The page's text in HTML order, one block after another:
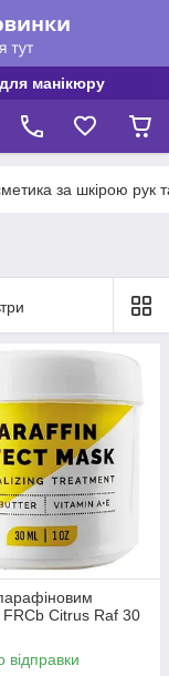
манікюру
за шкірою рук
Citrus Raf 30
відправки